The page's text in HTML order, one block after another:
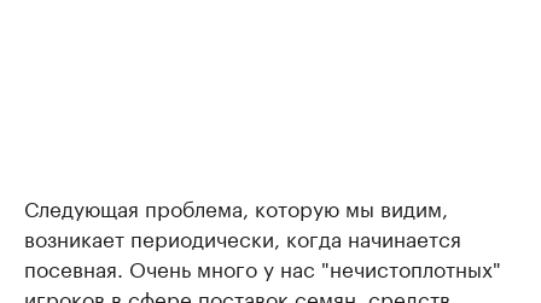
Следующая проблема, которую мы видим,
возникает периодически, когда начинается
посевная. Очень много у нас "нечистоплотных"